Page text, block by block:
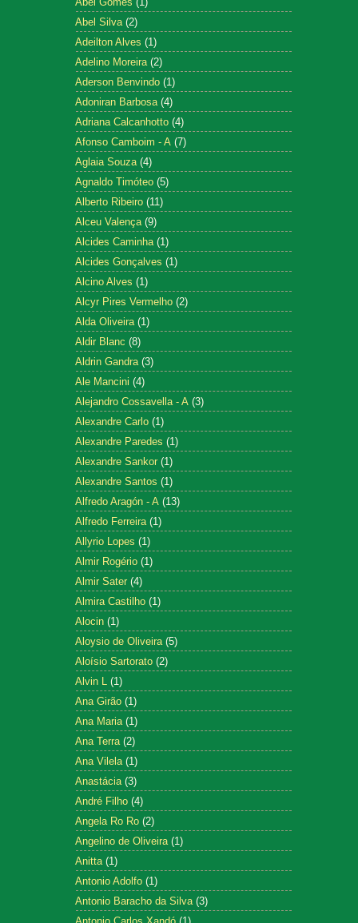
Abel Silva (2)
Adeilton Alves (1)
Adelino Moreira (2)
Aderson Benvindo (1)
Adoniran Barbosa (4)
Adriana Calcanhotto (4)
Afonso Camboim - A (7)
Aglaia Souza (4)
Agnaldo Timóteo (5)
Alberto Ribeiro (11)
Alceu Valença (9)
Alcides Caminha (1)
Alcides Gonçalves (1)
Alcino Alves (1)
Alcyr Pires Vermelho (2)
Alda Oliveira (1)
Aldir Blanc (8)
Aldrin Gandra (3)
Ale Mancini (4)
Alejandro Cossavella - A (3)
Alexandre Carlo (1)
Alexandre Paredes (1)
Alexandre Sankor (1)
Alexandre Santos (1)
Alfredo Aragón - A (13)
Alfredo Ferreira (1)
Allyrio Lopes (1)
Almir Rogério (1)
Almir Sater (4)
Almira Castilho (1)
Alocin (1)
Aloysio de Oliveira (5)
Aloísio Sartorato (2)
Alvin L (1)
Ana Girão (1)
Ana Maria (1)
Ana Terra (2)
Ana Vilela (1)
Anastácia (3)
André Filho (4)
Angela Ro Ro (2)
Angelino de Oliveira (1)
Anitta (1)
Antonio Adolfo (1)
Antonio Baracho da Silva (3)